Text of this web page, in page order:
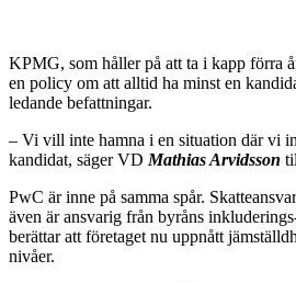
KPMG, som håller på att ta i kapp förra
en policy om att alltid ha minst en
ledande befattningar.
– Vi vill inte hamna i en situation där vi
kandidat, säger VD Mathias Arvidsson
PwC är inne på samma spår.
även är ansvarig från byråns
berättar att företaget nu uppnått
nivåer.